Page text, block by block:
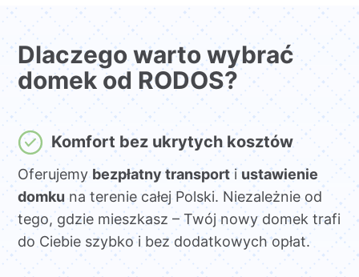
Dlaczego warto wybrać
domek od RODOS?
Komfort bez ukrytych kosztów
Oferujemybezpłatny transporti ustawienie
domkuna terenie całej Polski. Niezależnie od
tego, gdzie mieszkasz – Twój nowy domek trafi
do Ciebie szybko i bez dodatkowych opłat.